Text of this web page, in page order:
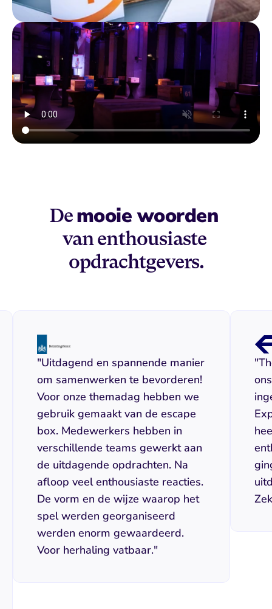
De mooie woorden
van enthousiaste
opdrachtgevers.
"Uitdagend en spannende manier
om samenwerken te bevorderen!
Voor onze themadag hebben we
gebruik gemaakt van de escape
box. Medewerkers hebben in
verschillende teams gewerkt aan
de uitdagende opdrachten. Na
afloop veel enthousiaste reacties.
De vorm en de wijze waarop het
spel werden georganiseerd
werden enorm gewaardeerd.
Voor herhaling vatbaar."